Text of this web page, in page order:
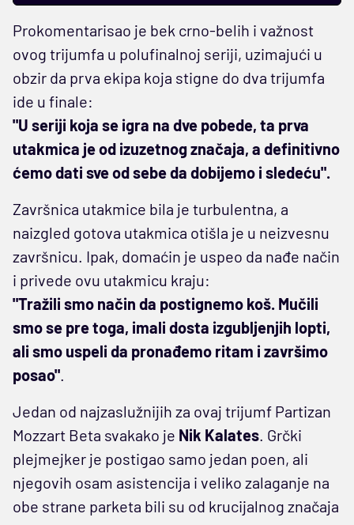
Prokomentarisao je bek crno-belih i važnost
ovog trijumfa u polufinalnoj seriji, uzimajući u
obzir da prva ekipa koja stigne do dva trijumfa
ide u finale:
"U seriji koja se igra na dve pobede, ta prva
utakmica je od izuzetnog značaja, a definitivno
ćemo dati sve od sebe da dobijemo i sledeću".
Završnica utakmice bila je turbulentna, a
naizgled gotova utakmica otišla je u neizvesnu
završnicu. Ipak, domaćin je uspeo da nađe način
i privede ovu utakmicu kraju:
"Tražili smo način da postignemo koš. Mučili
smo se pre toga, imali dosta izgubljenjih lopti,
ali smo uspeli da pronađemo ritam i završimo
posao".
Jedan od najzaslužnijih za ovaj trijumf Partizan
Mozzart Beta svakako je Nik Kalates. Grčki
plejmejker je postigao samo jedan poen, ali
njegovih osam asistencija i veliko zalaganje na
obe strane parketa bili su od krucijalnog značaja